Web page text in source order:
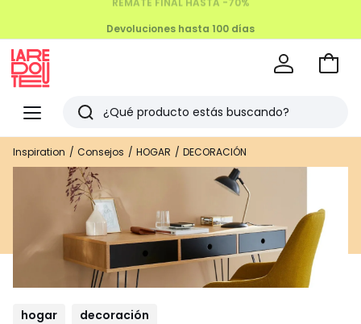
Menu
Redoute
Buscar
Últimos
artículos
vistos
Ir
Inspiration Consejos HOGAR DECORACIÓN
hogar decoración